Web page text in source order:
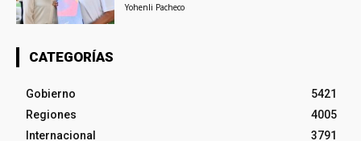
Yohenli Pacheco
CATEGORÍAS
Gobierno
5421
Regiones
4005
Internacional
3791